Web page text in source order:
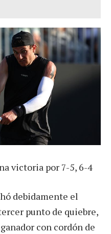
victoria por 7-5, 6-4
debidamente el
punto de quiebre,
con cordón de